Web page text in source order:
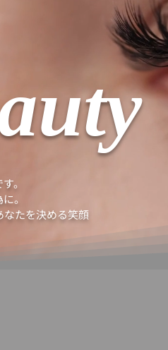
。
。
なたを決める笑顔